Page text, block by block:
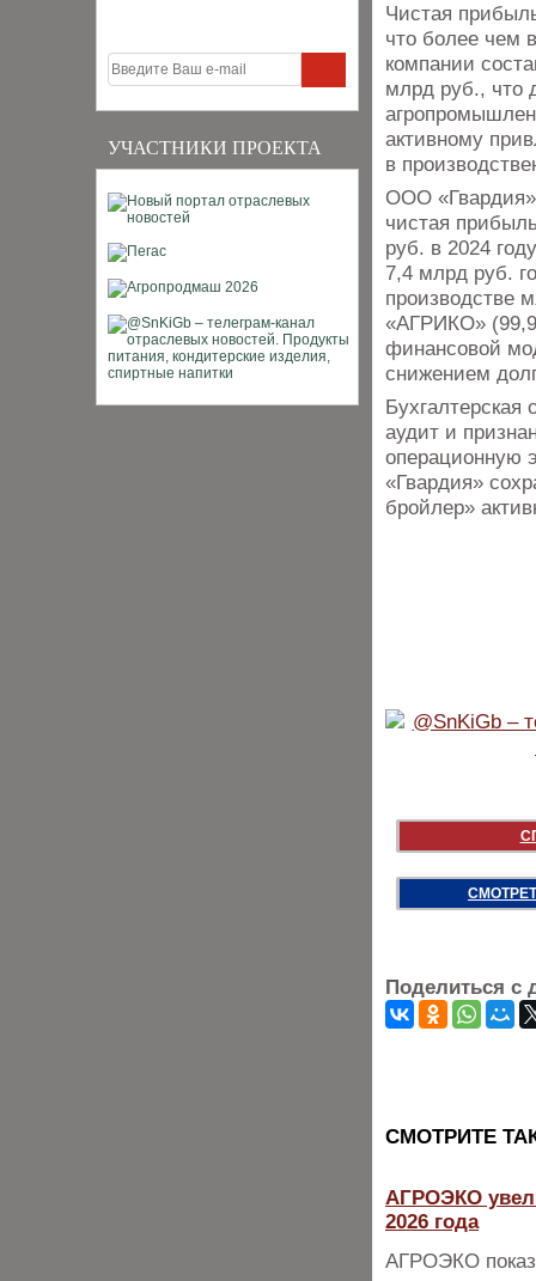
УЧАСТНИКИ ПРОЕКТА
Чистая
что более чем
компании
млрд руб., что
активному
в
ООО «Гвардия»
чистая
руб. в 2024
7,4 млрд руб.
производстве
«АГРИКО»
финансовой
снижением
Бухгалтерская
аудит и
операционную
«Гвардия»
бройлер»
Поделиться с
CМОТРИТЕ
АГРОЭКО
2026 года
АГРОЭКО